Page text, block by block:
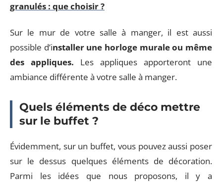
granulés : que choisir ?
Sur le mur de votre salle à manger, il est aussi
possible d’installer une horloge murale ou même
des appliques. Les appliques apporteront une
ambiance différente à votre salle à manger.
Quels éléments de déco mettre
sur le buffet ?
Évidemment, sur un buffet, vous pouvez aussi poser
sur le dessus quelques éléments de décoration.
Parmi les idées que nous proposons, il y a